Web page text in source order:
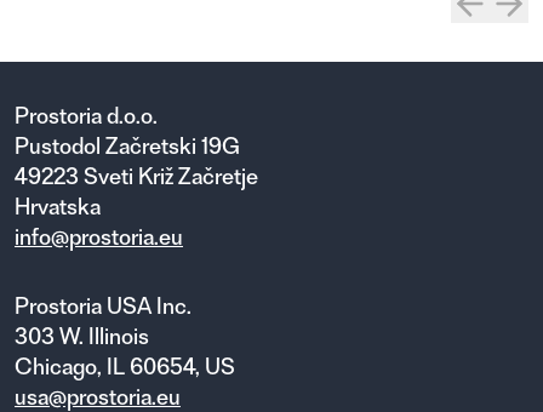
Prostoria d.o.o.
Pustodol Začretski 19G
49223 Sveti Križ Začretje
Hrvatska
info@prostoria.eu
Prostoria USA Inc.
303 W. Illinois
Chicago, IL 60654, US
usa@prostoria.eu